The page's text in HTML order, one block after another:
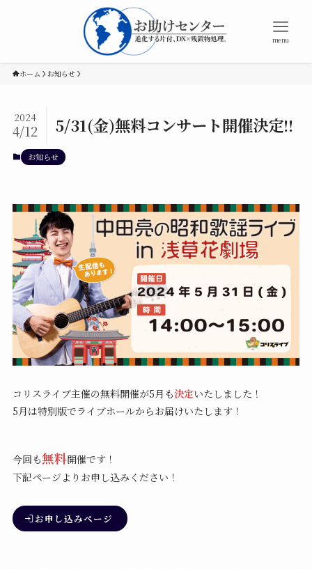
menu
ホーム お知らせ
5/31(金)無料コンサート開催決定!!
2024
4/12
お知らせ
コリスライブ主催の無料開催が5月も決定いたしました！
5月は特別版でライブホールからお届けいたします！
今回も無料開催です！
下記ページよりお申し込みください！
お申し込みページ